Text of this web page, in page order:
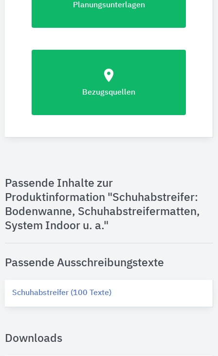
Planungsunterlagen
location_on
Bezugsquellen
Passende Inhalte zur
Produktinformation "Schuhabstreifer:
Bodenwanne, Schuhabstreifermatten,
System Indoor u. a."
Passende Ausschreibungstexte
Schuhabstreifer (100 Texte)
Downloads